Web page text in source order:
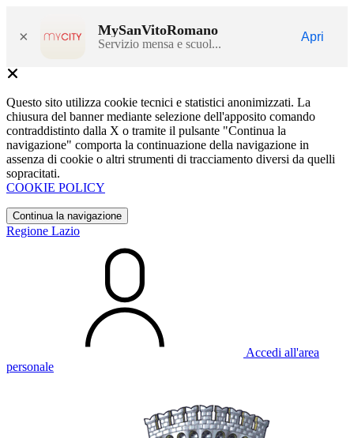
× MySanVitoRomano
Servizio mensa e scuol...
Apri
Questo sito utilizza cookie tecnici e statistici anonimizzati. La
chiusura del banner mediante selezione dell'apposito comando
contraddistinto dalla X o tramite il pulsante "Continua la
navigazione" comporta la continuazione della navigazione in
assenza di cookie o altri strumenti di tracciamento diversi da quelli
sopracitati.
COOKIE POLICY
Continua la navigazione
Regione Lazio
Accedi all'area
personale